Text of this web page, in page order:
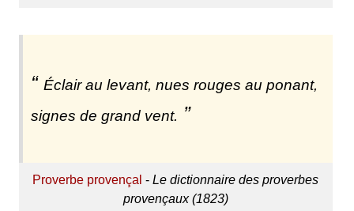
Éclair au levant, nues rouges au ponant,
signes de grand vent.
Proverbe provençal -Le dictionnaire des proverbes
provençaux (1823)